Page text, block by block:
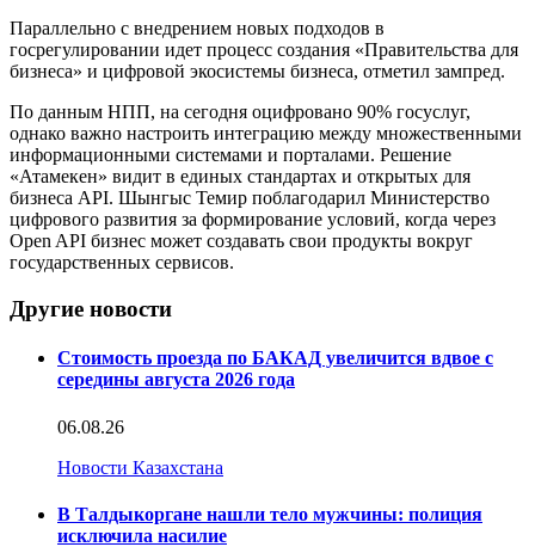
Параллельно с внедрением новых подходов в
госрегулировании идет процесс создания «Правительства для
бизнеса» и цифровой экосистемы бизнеса, отметил зампред.
По данным НПП, на сегодня оцифровано 90% госуслуг,
однако важно настроить интеграцию между множественными
информационными системами и порталами. Решение
«Атамекен» видит в единых стандартах и открытых для
бизнеса API. Шынгыс Темир поблагодарил Министерство
цифрового развития за формирование условий, когда через
Open API бизнес может создавать свои продукты вокруг
государственных сервисов.
Другие новости
Стоимость проезда по БАКАД увеличится вдвое с
середины августа 2026 года
06.08.26
Новости Казахстана
В Талдыкоргане нашли тело мужчины: полиция
исключила насилие